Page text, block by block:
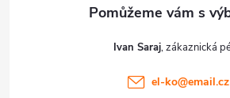
Ivan Saraj
el-ko@email.cz